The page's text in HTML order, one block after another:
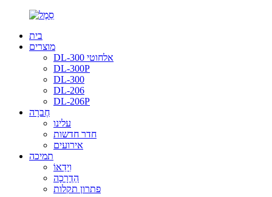
בית
מוצרים
DL-300 אלחוטי
DL-300P
DL-300
DL-206
DL-206P
חֶברָה
עלינו
חדר חדשות
אירועים
תמיכה
וִידֵאוֹ
הַדְרָכָה
פתרון תקלות